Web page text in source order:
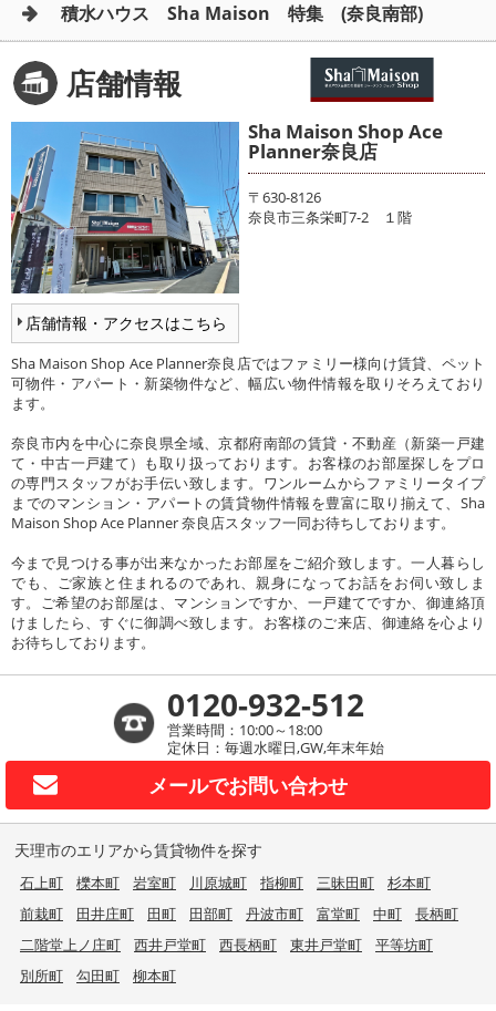
積水ハウス Sha Maison 特集 (奈良南部)
店舗情報
店舗情報・アクセスはこちら
Sha Maison Shop Ace
Planner奈良店
〒630-8126
奈良市三条栄町7-2 １階
Sha Maison Shop Ace Planner奈良店ではファミリー様向け賃貸、ペット
可物件・アパート・新築物件など、幅広い物件情報を取りそろえており
ます。
奈良市内を中心に奈良県全域、京都府南部の賃貸・不動産（新築一戸建
て・中古一戸建て）も取り扱っております。お客様のお部屋探しをプロ
の専門スタッフがお手伝い致します。ワンルームからファミリータイプ
までのマンション・アパートの賃貸物件情報を豊富に取り揃えて、Sha
Maison Shop Ace Planner 奈良店スタッフ一同お待ちしております。
今まで見つける事が出来なかったお部屋をご紹介致します。一人暮らし
でも、ご家族と住まれるのであれ、親身になってお話をお伺い致しま
す。ご希望のお部屋は、マンションですか、一戸建てですか、御連絡頂
けましたら、すぐに御調べ致します。お客様のご来店、御連絡を心より
お待ちしております。
0120-932-512
営業時間：10:00～18:00
定休日：毎週水曜日,GW,年末年始
メールでお問い合わせ
天理市のエリアから賃貸物件を探す
石上町 櫟本町 岩室町 川原城町 指柳町 三昧田町
杉本町
前栽町
田井庄町 田町 田部町 丹波市町 富堂町 中町
長柄町
二階堂上ノ庄町
西井戸堂町 西長柄町 東井戸堂町
平等坊町
別所町
勾田町 柳本町